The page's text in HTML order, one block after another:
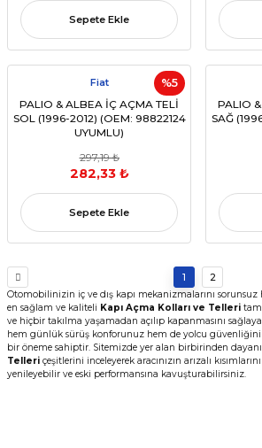
Sepete Ekle
%5
Fiat
PALIO & ALBEA İÇ AÇMA TELİ
SOL (1996-2012) (OEM: 98822124
UYUMLU)
297,19 ₺
282,33 ₺
Sepete Ekle
PALIO
SAĞ
1 2
Otomobilinizin iç ve dış kapı mekanizmalarını sorunsuz
en sağlam ve kaliteli Kapı Açma Kolları ve Telleri tam
ve hiçbir takılma yaşamadan açılıp kapanmasını
hem günlük sürüş konforunuz hem de yolcu
bir öneme sahiptir. Sitemizde yer alan birbirinden
Telleri çeşitlerini inceleyerek aracınızın arızalı
yenileyebilir ve eski performansına kavuşturabilirsiniz.